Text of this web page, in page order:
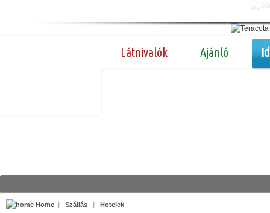
Látnivalók Ajánló
Home | Szállás | Hotelek